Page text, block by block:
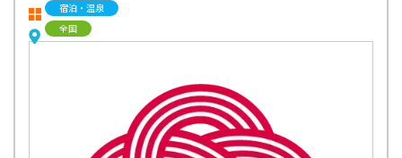
宿泊・温泉
全国